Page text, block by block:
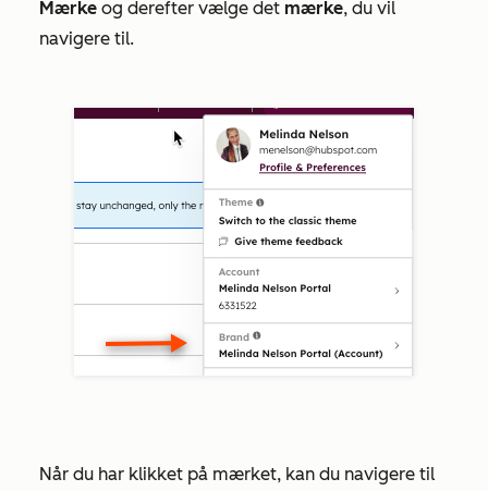
Mærke og derefter vælge det mærke, du vil
navigere til.
Når du har klikket på mærket, kan du navigere til